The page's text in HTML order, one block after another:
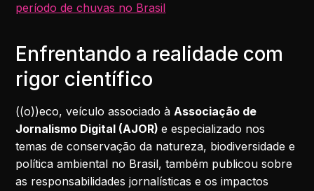
período de chuvas no Brasil
Enfrentando a realidade com
rigor científico
((o))eco, veículo associado àAssociação de
Jornalismo Digital (AJOR)e especializado nos
temas de conservação da natureza, biodiversidade e
política ambiental no Brasil, também publicou sobre
as responsabilidades jornalísticas e os impactos